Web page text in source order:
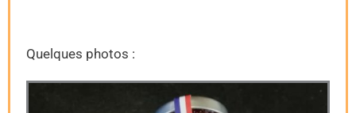
Quelques photos :